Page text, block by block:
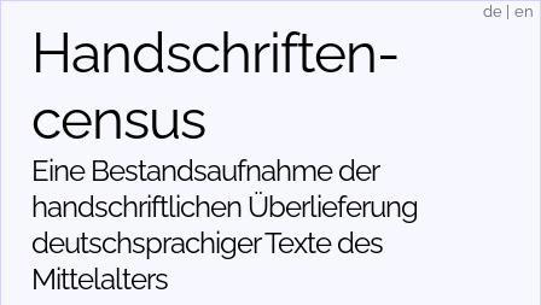
Handschriften­
census
Eine Bestandsaufnahme der
handschriftlichen Über­lieferung
deutschsprachiger Texte des
Mittelalters
de en